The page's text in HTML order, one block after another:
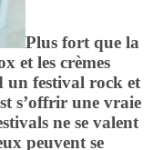
Plus fort que la
et les crèmes
festival rock et
s’offrir une vraie
ne se valent
peuvent se